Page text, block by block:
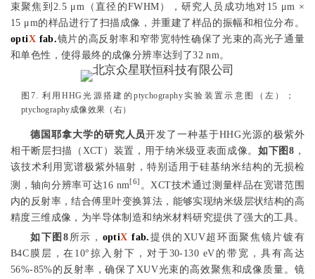
束聚焦到2.5 μm（直径的FWHM），研究人员成功地对15 μm ×
15 μm的样品进行了扫描成像，并重建了样品的振幅和相位分布。
optiX fab.镜片的高反射率和窄带宽特性确保了光束的高光子通量
和单色性，使得最终的成像分辨率达到了32 nm。
图7. 利用HHG光源搭建的ptychography实验装置示意图（左）；
ptychography成像效果（右）
德国耶拿大学的研究人员开发了一种基于HHG光源的极紫外
相干断层扫描（XCT）装置，用于纳米级亚表面成像。 如下图8 ，
该技术利用宽谱极紫外辐射，特别适用于硅基纳米结构的无损检
测，轴向分辨率可达16 nm[6] 。XCT技术通过测量样品在宽谱范围
内的反射率，结合傅里叶变换算法，能够实现纳米级层状结构的高
精度三维成像，为半导体制造和纳米材料研究提供了强大的工具。
如下图8 所示， optiX fab. 提供的XUV超环面聚焦镜片镀有
B4C膜层，在10°掠入射下，对于30-130 eV的带宽，具有高达
56%-85%的反射率，确保了XUV光束的高效聚焦和成像质量。镜